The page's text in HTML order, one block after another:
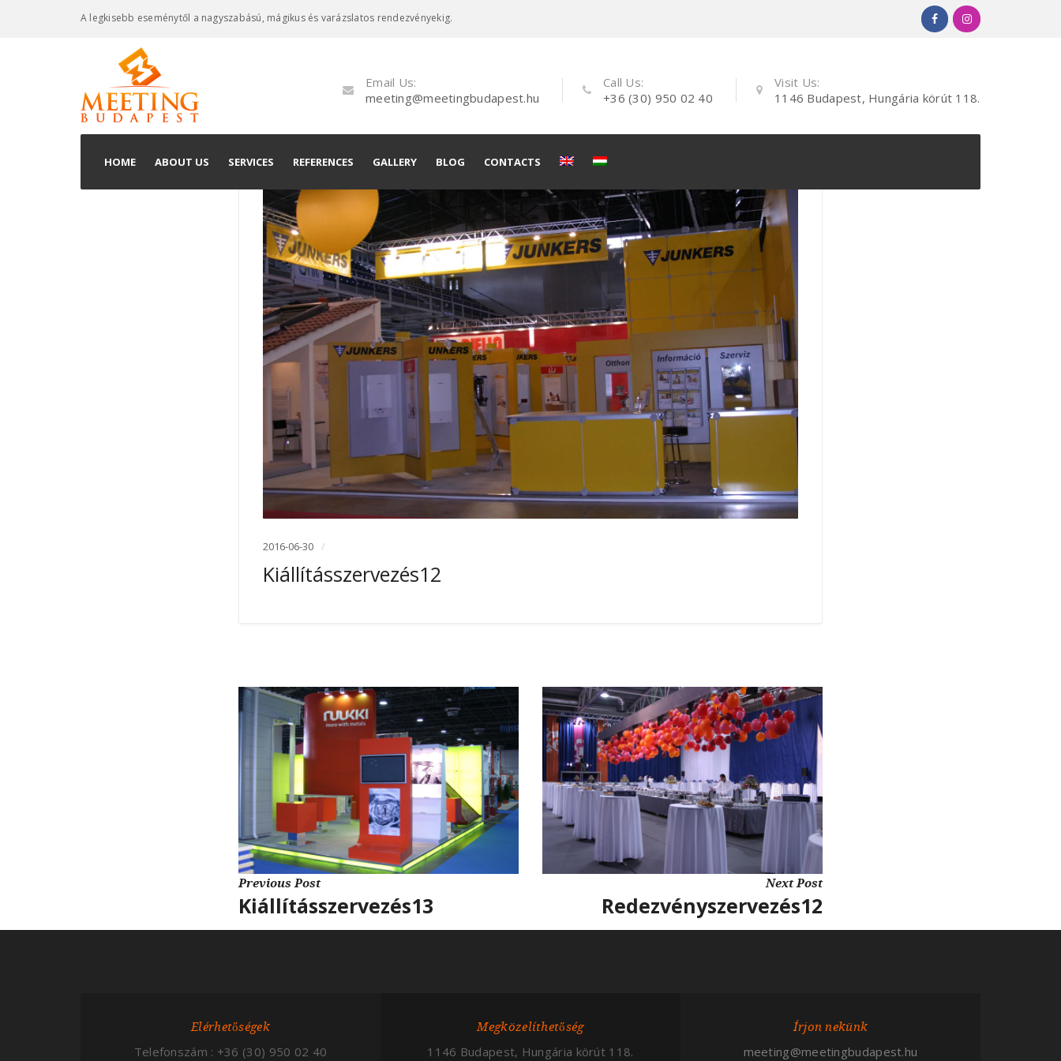
A legkisebb eseménytől a nagyszabású, mágikus és varázslatos rendezvényekig.
Email Us:
meeting@meetingbudapest.hu
Call Us:
+36 (30) 950 02 40
Visit Us:
1146 Budapest, Hungária körút 118.
HOME ABOUT US SERVICES
Organizing Conferences
Exhibition Execution
Event Organization
REFERENCES GALLERY BLOG CONTACTS
2016-06-30
Kiállításszervezés12
Previous Post
Kiállításszervezés13
Next Post
Redezvényszervezés12
Elérhetőségek
Telefonszám : +36 (30) 950 02 40
Megközelíthetőség
1146 Budapest, Hungária körút 118.
Írjon nekünk
meeting@meetingbudapest.hu